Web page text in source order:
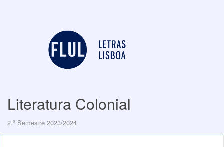
Literatura Colonial
2.º Semestre 2023/2024